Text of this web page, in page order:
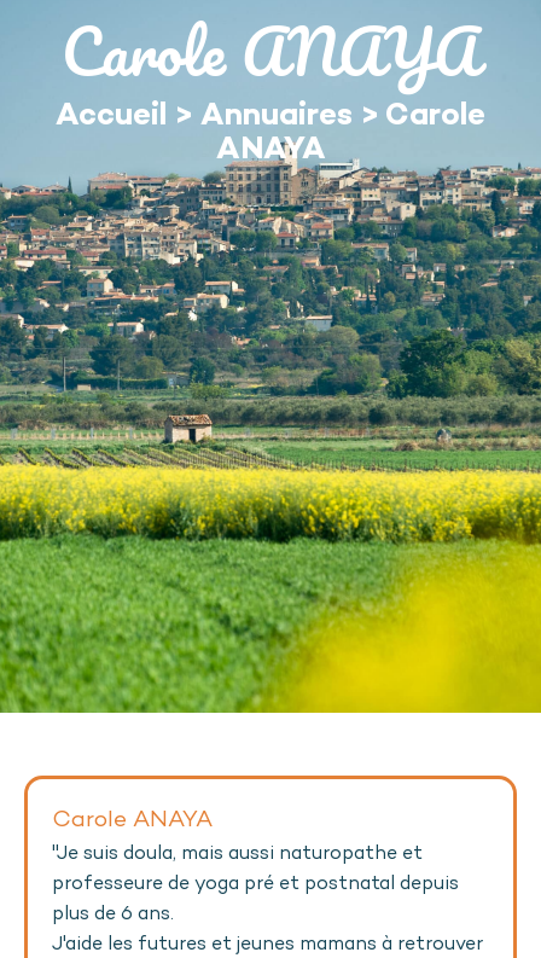
Carole ANAYA
Accueil > Annuaires > Carole
ANAYA
Carole ANAYA
"Je suis doula, mais aussi naturopathe et
professeure de yoga pré et postnatal depuis
plus de 6 ans.
J'aide les futures et jeunes mamans à retrouver